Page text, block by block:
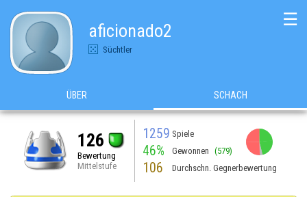
aficionado2
Süchtler
☰
ÜBER SCHACH
126
Bewertung
Mittelstufe
1259 Spiele
46% Gewonnen (579)
106 Durchschn. Gegnerbewertung